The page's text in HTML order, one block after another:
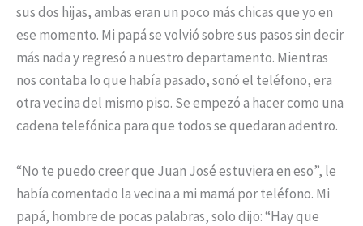
sus dos hijas, ambas eran un poco más chicas que yo en
ese momento. Mi papá se volvió sobre sus pasos sin decir
más nada y regresó a nuestro departamento. Mientras
nos contaba lo que había pasado, sonó el teléfono, era
otra vecina del mismo piso. Se empezó a hacer como una
cadena telefónica para que todos se quedaran adentro.
“No te puedo creer que Juan José estuviera en eso”, le
había comentado la vecina a mi mamá por teléfono. Mi
papá, hombre de pocas palabras, solo dijo: “Hay que